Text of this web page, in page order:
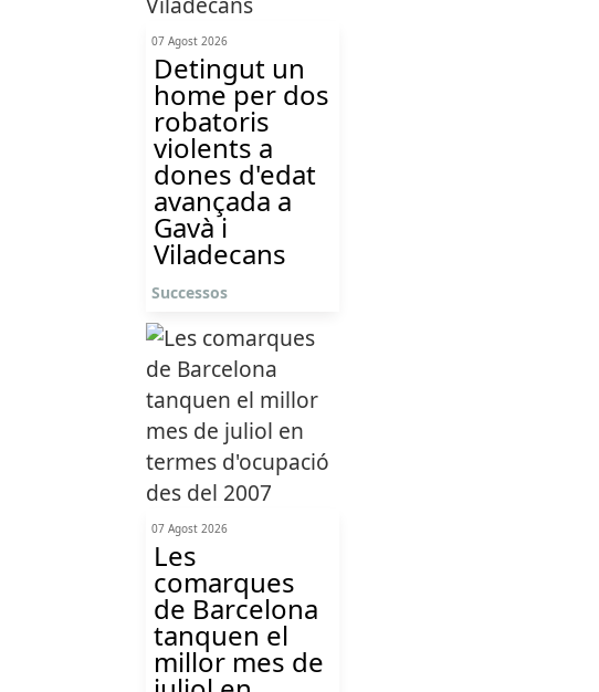
07 Agost 2026
Detingut un
home per dos
robatoris
violents a
dones d'edat
avançada a
Gavà i
Viladecans
Successos
07 Agost 2026
Les
comarques
de Barcelona
tanquen el
millor mes de